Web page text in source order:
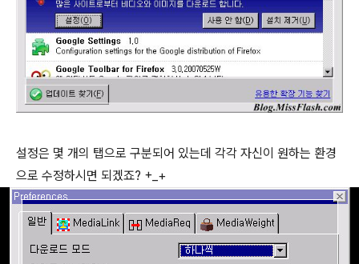
설정은 몇 개의 탭으로 구분되어 있는데 각각 자신이 원하는 환경
으로 수정하시면 되겠죠? +_+